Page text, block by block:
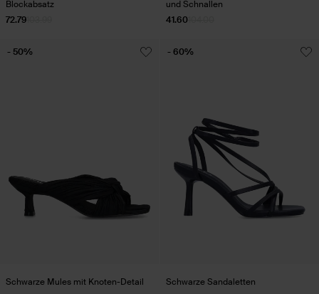
Blockabsatz
72.79
und Schnallen
41.60
Schwarze Mules mit Knoten-Detail
- 50%
Schwarze Sandaletten
- 60%